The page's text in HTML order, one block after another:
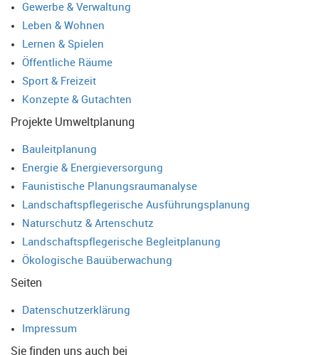
Gewerbe & Verwaltung
Leben & Wohnen
Lernen & Spielen
Öffentliche Räume
Sport & Freizeit
Konzepte & Gutachten
Projekte Umweltplanung
Bauleitplanung
Energie & Energieversorgung
Faunistische Planungsraumanalyse
Landschaftspflegerische Ausführungsplanung
Naturschutz & Artenschutz
Landschaftspflegerische Begleitplanung
Ökologische Bauüberwachung
Seiten
Datenschutzerklärung
Impressum
Sie finden uns auch bei